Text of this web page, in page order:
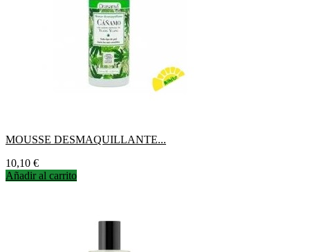
MOUSSE DESMAQUILLANTE...
Precio
10,10 €
Añadir al carrito